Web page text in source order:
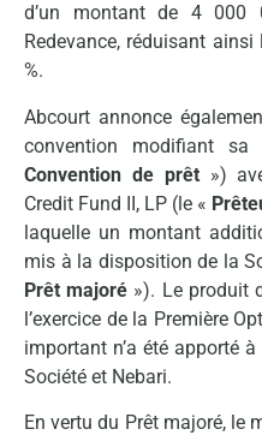
d’un montant de 4
Redevance, réduisant
%.
Abcourt annonce
convention modifiant
Convention de prêt»)
Credit Fund II, LP (le «
laquelle un montant
mis à la disposition de la
Prêt majoré »). Le produit
l’exercice de la Première
important n’a été apporté
Société et Nebari.
En vertu du Prêt majoré, le